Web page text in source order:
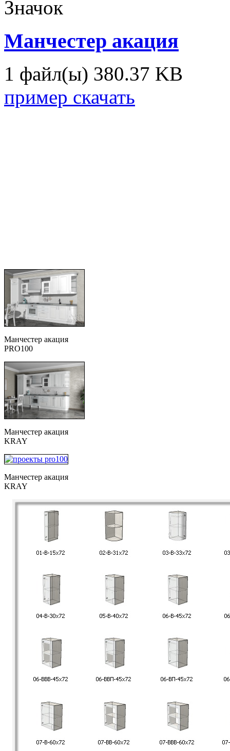
Манчестер акация
1 файл(ы) 380.37 KB
пример скачать
Манчестер акация
PRO100
Манчестер акация
KRAY
Манчестер акация
KRAY